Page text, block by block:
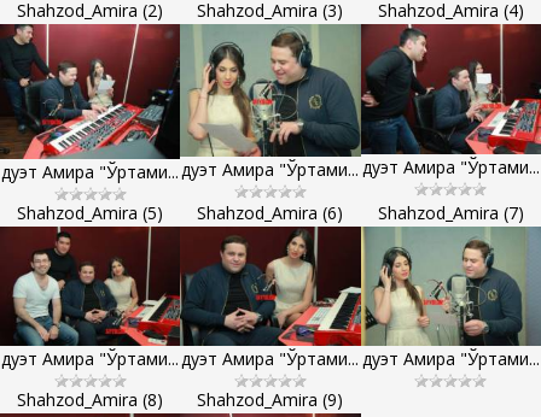
Shahzod_Amira (2)
дуэт Амира "Ўртами...
Shahzod_Amira (3)
дуэт Амира "Ўртами...
Shahzod_Amira (4)
дуэт Амира "Ўртами...
Shahzod_Amira (5)
дуэт Амира "Ўртами...
Shahzod_Amira (6)
дуэт Амира "Ўртами...
Shahzod_Amira (7)
дуэт Амира "Ўртами...
Shahzod_Amira (8)
Shahzod_Amira (9)